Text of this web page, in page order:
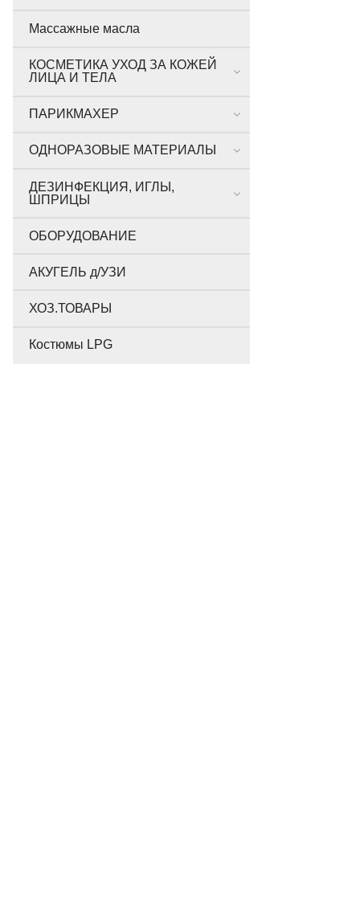
Массажные масла
КОСМЕТИКА УХОД ЗА КОЖЕЙ
ЛИЦА И ТЕЛА
ПАРИКМАХЕР
ОДНОРАЗОВЫЕ МАТЕРИАЛЫ
ДЕЗИНФЕКЦИЯ, ИГЛЫ,
ШПРИЦЫ
ОБОРУДОВАНИЕ
АКУГЕЛЬ д/УЗИ
ХОЗ.ТОВАРЫ
Костюмы LPG